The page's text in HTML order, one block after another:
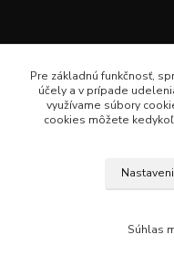
Pre základnú funkčnosť,
účely a v prípade
využívame súbory
cookies môžete
Súhlas